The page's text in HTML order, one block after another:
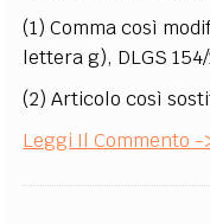
(1) Comma così
lettera g), DLGS 154/
(2) Articolo così
Leggi Il Commento -